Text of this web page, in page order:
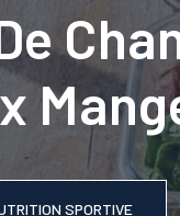
SPORTIVE